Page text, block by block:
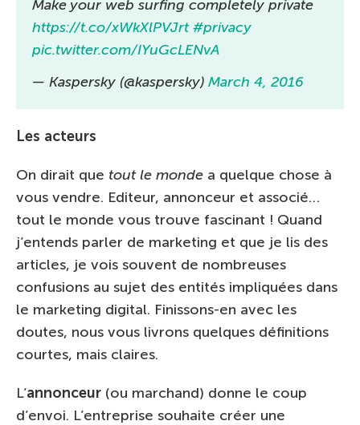
Make your web surfing completely private
https://t.co/xWkXlPVJrt #privacy
pic.twitter.com/IYuGcLENvA
— Kaspersky (@kaspersky) March 4, 2016
Les acteurs
On dirait que tout le monde a quelque chose à
vous vendre. Editeur, annonceur et associé…
tout le monde vous trouve fascinant ! Quand
j’entends parler de marketing et que je lis des
articles, je vois souvent de nombreuses
confusions au sujet des entités impliquées dans
le marketing digital. Finissons-en avec les
doutes, nous vous livrons quelques définitions
courtes, mais claires.
L’annonceur (ou marchand) donne le coup
d’envoi. L’entreprise souhaite créer une